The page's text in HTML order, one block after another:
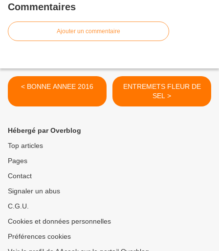
Commentaires
Ajouter un commentaire
< BONNE ANNEE 2016
ENTREMETS FLEUR DE
SEL >
Hébergé par Overblog
Top articles
Pages
Contact
Signaler un abus
C.G.U.
Cookies et données personnelles
Préférences cookies